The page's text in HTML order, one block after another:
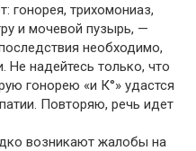
гонорея, трихомониаз,
и мочевой пузырь, —
необходимо,
Не надейтесь только, что
гонорею «и К°» удастся
Повторяю, речь идет
возникают жалобы на